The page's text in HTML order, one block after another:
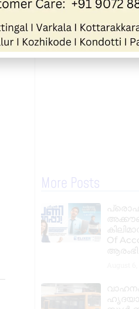
More Posts
Of